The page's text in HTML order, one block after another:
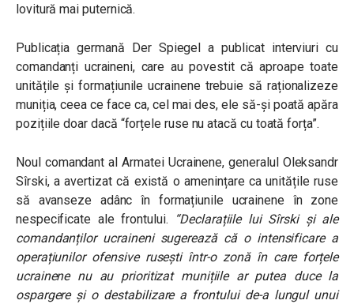
lovitură mai puternică.
Publicația germană Der Spiegel a publicat interviuri cu
comandanți ucraineni, care au povestit că aproape toate
unitățile și formațiunile ucrainene trebuie să raționalizeze
muniția, ceea ce face ca, cel mai des, ele să-și poată apăra
pozițiile doar dacă “forțele ruse nu atacă cu toată forța”.
Noul comandant al Armatei Ucrainene, generalul Oleksandr
Sîrski, a avertizat că există o amenințare ca unitățile ruse
să avanseze adânc în formațiunile ucrainene în zone
nespecificate ale frontului. “Declarațiile lui Sîrski și ale
comandanților ucraineni sugerează că o intensificare a
operațiunilor ofensive rusești într-o zonă în care forțele
ucrainene nu au prioritizat munițiile ar putea duce la
ospargere și o destabilizare a frontului de-a lungul unui